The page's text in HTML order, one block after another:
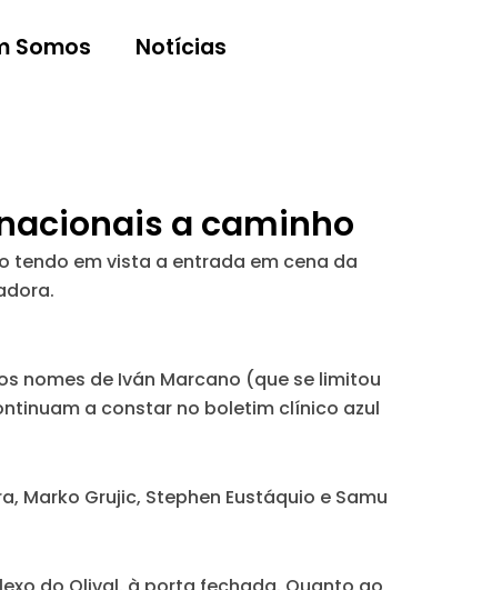
Somos Notícias
a caminho
tendo em vista a entrada em cena da
nomes de Iván Marcano (que se limitou
a constar no boletim clínico azul
Marko Grujic, Stephen Eustáquio e Samu